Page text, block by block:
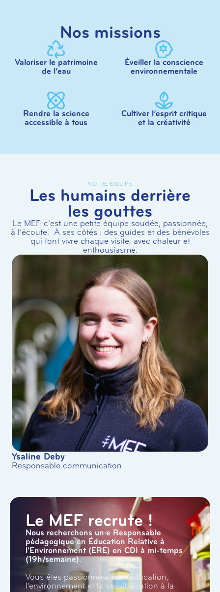
Nos missions
Valoriser le patrimoine
de l’eau
Éveiller la conscience
environnementale
Rendre la science
accessible à tous
Cultiver l’esprit critique
et la créativité
NOTRE ÉQUIPE
Les humains derrière
les gouttes
Le MEF, c’est une petite équipe soudée, passionnée,
à l’écoute. À ses côtés : des guides et des bénévoles
qui font vivre chaque visite, avec chaleur et
enthousiasme.
Delphine Dujardin
Responsable pédagogique
Le MEF recrute !
Nous recherchons un·e Responsable
pédagogique en Éducation Relative à
l'Environnement (ERE) en CDI à mi-temps
(19h/semaine).
Vous êtes passionné·e par l'éducation,
l'environnement et la sensibilisation à la